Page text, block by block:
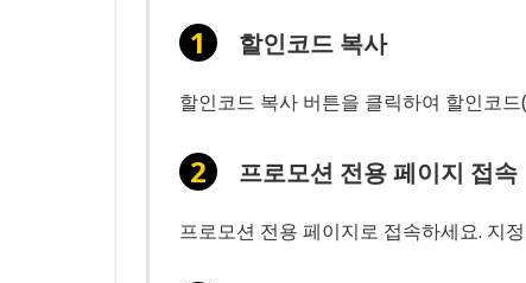
할인코드 복사
할인코드 복사 버튼을 클릭하여 할인코
프로모션 전용 페이지 접속
프로모션 전용 페이지로 접속하세요. 지